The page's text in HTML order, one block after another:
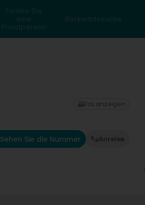
Finden Sie
eine
Privatperson
Rückwärtssuche
Sehen Sie die Nummer Anreise
Fax anzeigen